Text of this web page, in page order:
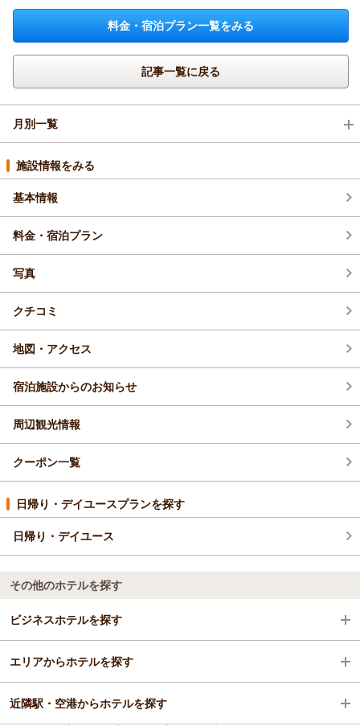
料金・宿泊プラン一覧をみる
記事一覧に戻る
月別一覧
2026年5月(2)
2026年4月(2)
施設情報をみる
基本情報
料金・宿泊プラン
写真
クチコミ
地図・アクセス
宿泊施設からのお知らせ
周辺観光情報
クーポン一覧
日帰り・デイユースプランを探す
日帰り・デイユース
その他のホテルを探す
ビジネスホテルを探す
三重県
南鳥羽
エリアからホテルを探す
三重県
近隣駅・空港からホテルを探す